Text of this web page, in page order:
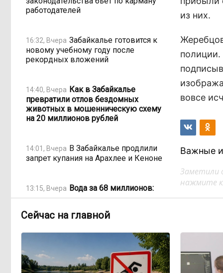
работодателей
16:32, Вчера Забайкалье готовится к
новому учебному году после
рекордных вложений
14:40, Вчера Как в Забайкалье
превратили отлов бездомных
животных в мошенническую схему
на 20 миллионов рублей
14:01, Вчера В Забайкалье продлили
запрет купания на Арахлее и Кеноне
13:15, Вчера Вода за 68 миллионов:
ТГК-14 заплатит государству за
Этно-парк, который до
сих пор не готов, работает почти три
года: что не так с Сухотино?
из них.
полиции.
вовсе
Важные
Заметили
нажмите
Сейчас на главной